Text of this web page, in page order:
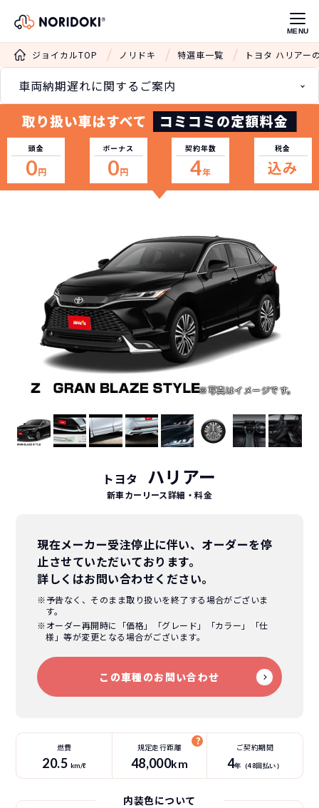
MENU
ジョイカルTOP ノリドキ 特選車一覧 トヨタ ハリアー
車両納期遅れに関するご案内
頭金
0円
ボーナス
0円
契約年数
4年
税金
込み
トヨタ ハリアー
新車カーリース詳細 ・料金
現在メーカー受注停止に伴い、オーダーを停
止させていただいております。
詳しくはお問い合わせください。
※予告なく、そのまま取り扱いを終了する場合がございま
す。
※オーダー再開時に「価格」「グレード」「カラー」「仕
様」等が変更となる場合がございます。
この車種のお問い合わせ
燃費
20.5 km/ℓ
規定走行距離
48,000km
ご契約期間
4年（48回払い）
内装色について